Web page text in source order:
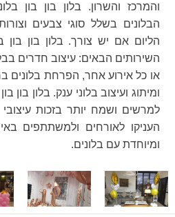
והמרכז והשרון. בלון בון בון
הבלונים בשלל סוגי צבעים
הליום אם יש צורך. בלון בון
השירותים הבאים: עיצוב חדרים
או כל אירוע אחר, הפרחת בלונים
ומיתוג ועיצוב בלוני ענק. בלון בון
למרשים ושמח יותר בזכות
העניקו לאורחים ולמשתתפים
ומיוחדת עם בלונים.